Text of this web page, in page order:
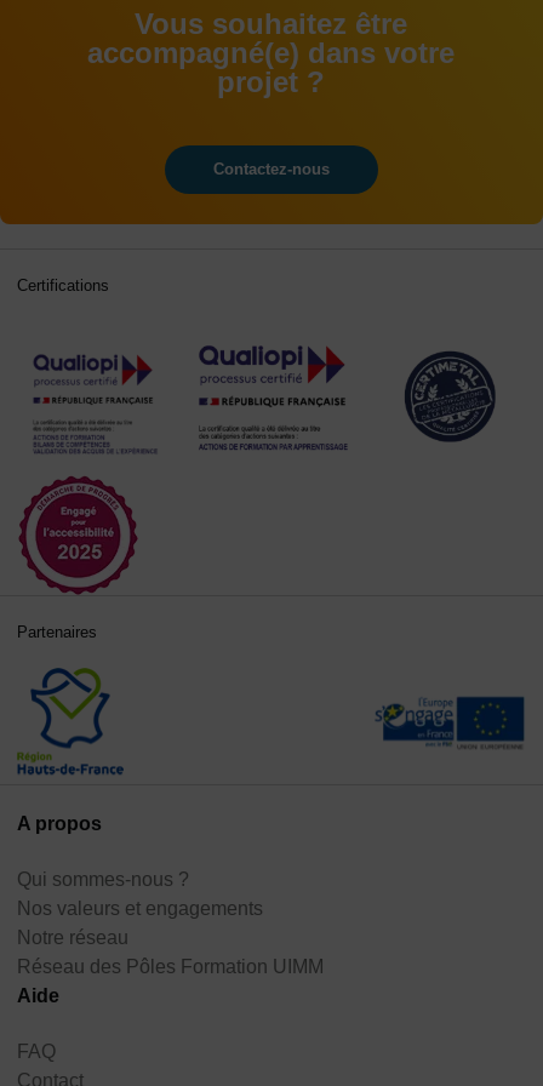
Vous souhaitez être
accompagné(e) dans votre
projet ?
Contactez-nous
A propos
Qui sommes-nous ?
Nos valeurs et engagements
Notre réseau
Réseau des Pôles Formation UIMM
Aide
FAQ
Contact
Certifications
Partenaires